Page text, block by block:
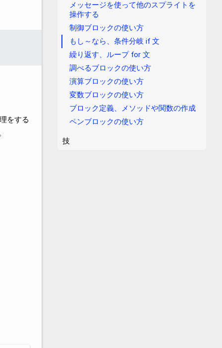
をする
メッセージを使って他のスプライトを
操作する
制御ブロックの使い方
もし～なら、条件分岐 if 文
繰り返す、ループ for 文
調べるブロックの使い方
演算ブロックの使い方
変数ブロックの使い方
ブロック定義、メソッドや関数の作成
ペンブロックの使い方
技